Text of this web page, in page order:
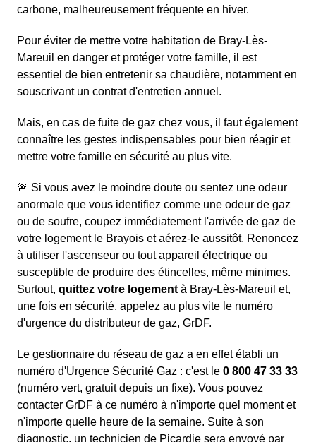
carbone, malheureusement fréquente en hiver.
Pour éviter de mettre votre habitation de Bray-Lès-
Mareuil en danger et protéger votre famille, il est
essentiel de bien entretenir sa chaudière, notamment en
souscrivant un contrat d'entretien annuel.
Mais, en cas de fuite de gaz chez vous, il faut également
connaître les gestes indispensables pour bien réagir et
mettre votre famille en sécurité au plus vite.
🚨 Si vous avez le moindre doute ou sentez une odeur
anormale que vous identifiez comme une odeur de gaz
ou de soufre, coupez immédiatement l'arrivée de gaz de
votre logement le Brayois et aérez-le aussitôt. Renoncez
à utiliser l'ascenseur ou tout appareil électrique ou
susceptible de produire des étincelles, même minimes.
Surtout, quittez votre logement à Bray-Lès-Mareuil et,
une fois en sécurité, appelez au plus vite le numéro
d'urgence du distributeur de gaz, GrDF.
Le gestionnaire du réseau de gaz a en effet établi un
numéro d'Urgence Sécurité Gaz : c'est le 0 800 47 33 33
(numéro vert, gratuit depuis un fixe). Vous pouvez
contacter GrDF à ce numéro à n'importe quel moment et
n'importe quelle heure de la semaine. Suite à son
diagnostic, un technicien de Picardie sera envoyé par